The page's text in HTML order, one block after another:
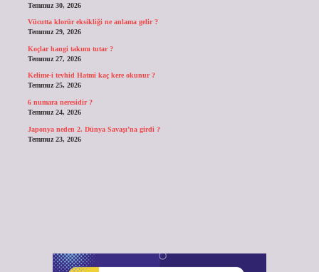
Temmuz 30, 2026
Vücutta klorür eksikliği ne anlama gelir ?
Temmuz 29, 2026
Koçlar hangi takımı tutar ?
Temmuz 27, 2026
Kelime-i tevhid Hatmi kaç kere okunur ?
Temmuz 25, 2026
6 numara neresidir ?
Temmuz 24, 2026
Japonya neden 2. Dünya Savaşı’na girdi ?
Temmuz 23, 2026